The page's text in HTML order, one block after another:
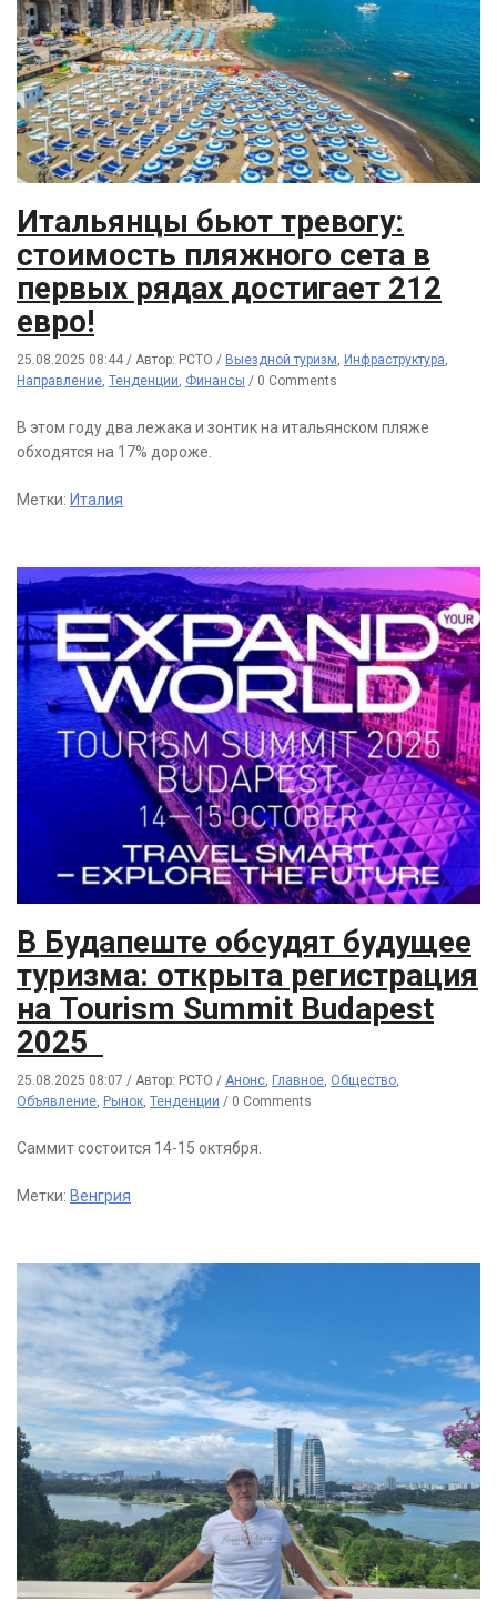
Итальянцы бьют тревогу:
стоимость пляжного сета в
первых рядах достигает 212
евро!
25.08.2025 08:44 / Автор: РСТО / Выездной туризм, Инфраструктура,
Направление, Тенденции, Финансы / 0 Comments
В этом году два лежака и зонтик на итальянском пляже
обходятся на 17% дороже.
Метки: Италия
В Будапеште обсудят будущее
туризма: открыта регистрация
на Tourism Summit Budapest
2025
25.08.2025 08:07 / Автор: РСТО / Анонс Главное Общество
Объявление Рынок Тенденции / 0 Comments
Саммит состоится 14-15 октября.
Метки: Венгрия